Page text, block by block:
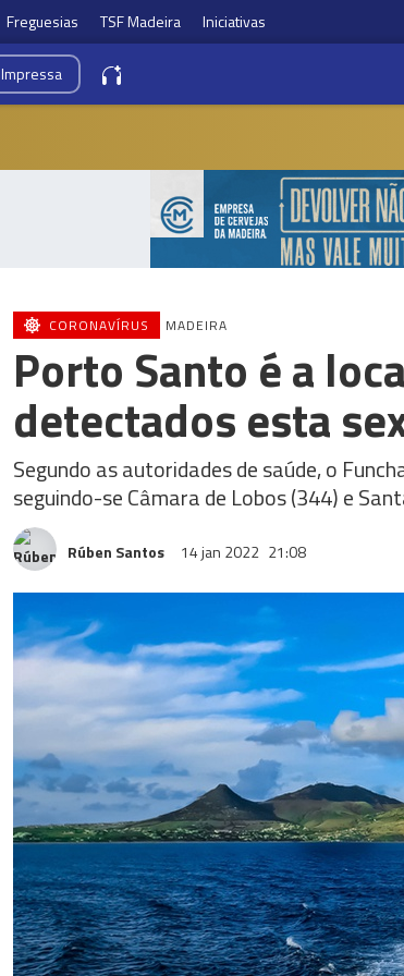
Freguesias TSF Madeira Iniciativas
Impressa
CORONAVÍRUS MADEIRA
Porto Santo é a
detectados esta
Segundo as autoridades de saúde, o
seguindo-se Câmara de Lobos (344) e
Rúben Santos 14 jan 2022 21:08